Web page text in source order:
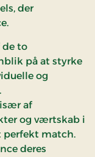
der
de to
på at styrke
og
af
og værtskab i
perfekt match.
deres